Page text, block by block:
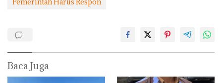
Baca Juga